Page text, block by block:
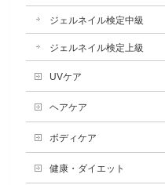
ジェルネイル検定中級
ジェルネイル検定上級
UVケア
ヘアケア
ボディケア
健康・ダイエット